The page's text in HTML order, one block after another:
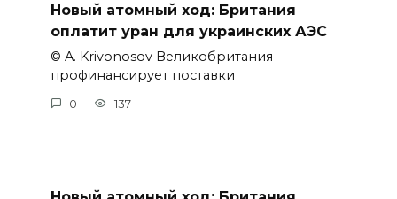
Новый атомный ход: Британия
оплатит уран для украинских АЭС
© A. Krivonosov Великобритания
профинансирует поставки
0 137